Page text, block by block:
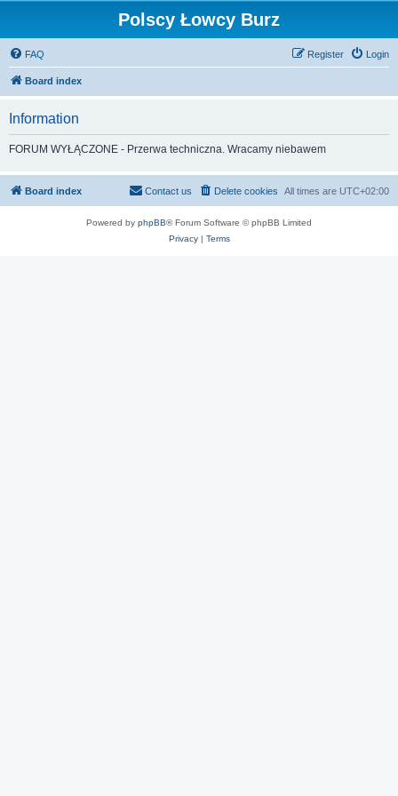
Polscy Łowcy Burz
FAQ Login
Register
Board index
Information
FORUM WYŁĄCZONE - Przerwa techniczna. Wracamy niebawem
Board index All times are UTC+02:00
Delete cookies
Contact us
Powered by phpBB® Forum Software © phpBB Limited
Privacy| Terms